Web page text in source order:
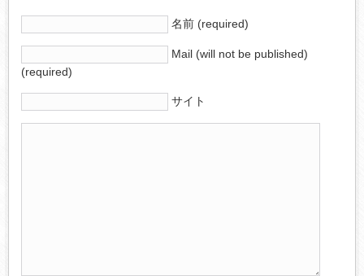
名前 (required)
Mail (will not be published)
(required)
サイト